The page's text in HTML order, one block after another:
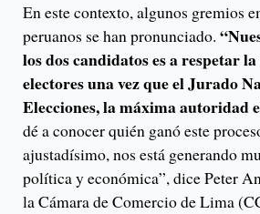
En este contexto, algunos gremios
peruanos se han pronunciado.
los dos candidatos es a respetar
electores una vez que el Jurado
Elecciones, la máxima autoridad
dé a conocer quién ganó este
ajustadísimo, nos está generando
política y económica”, dice Peter
la Cámara de Comercio de Lima